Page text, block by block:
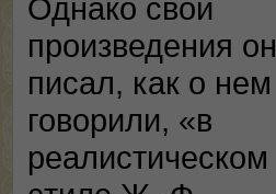
Однако свои
произведения он
писал, как о нем
говорили, «в
реалистическом